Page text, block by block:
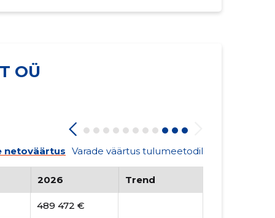
OÜ
netoväärtus Varade väärtus tulumeetodil
2026 Trend
489 472 €